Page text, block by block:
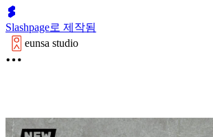
Slashpage로 제작됨
eunsa studio